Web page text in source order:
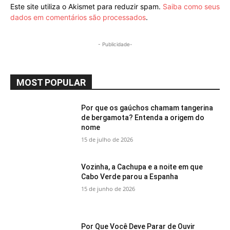
Este site utiliza o Akismet para reduzir spam. Saiba como seus
dados em comentários são processados.
- Publicidade-
MOST POPULAR
Por que os gaúchos chamam tangerina
de bergamota? Entenda a origem do
nome
15 de julho de 2026
Vozinha, a Cachupa e a noite em que
Cabo Verde parou a Espanha
15 de junho de 2026
Por Que Você Deve Parar de Ouvir